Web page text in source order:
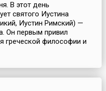
В этот день
святого Иустина
Иустин Римский) —
Он первым привил
греческой философии и